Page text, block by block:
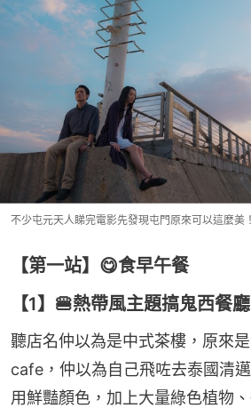
不少屯元天人睇完電影先發現屯門原來可以這麼美
【第一站】😋食早午餐
【1】🍔熱帶風主題搞鬼西餐
聽店名仲以為是中式茶樓，原來
cafe，仲以為自己飛咗去泰國清
用鮮豔顏色，加上大量綠色植物